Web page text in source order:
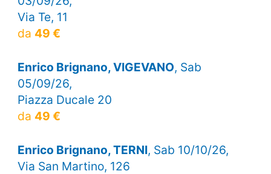
Via Te, 11
da 49 €
Enrico Brignano, VIGEVANO, Sab
05/09/26,
Piazza Ducale 20
da 49 €
Enrico Brignano, TERNI, Sab 10/10/26,
Via San Martino, 126